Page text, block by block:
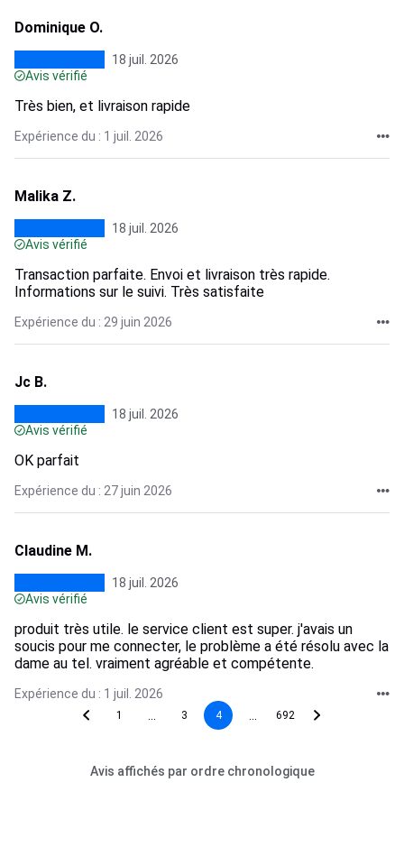
Dominique O.
18 juil. 2026
Avis vérifié
Très bien, et livraison rapide
Expérience du : 1 juil. 2026
Malika Z.
18 juil. 2026
Avis vérifié
Transaction parfaite. Envoi et livraison très rapide.
Informations sur le suivi. Très satisfaite
Expérience du : 29 juin 2026
Jc B.
18 juil. 2026
Avis vérifié
OK parfait
Expérience du : 27 juin 2026
Claudine M.
18 juil. 2026
Avis vérifié
produit très utile. le service client est super. j'avais un
soucis pour me connecter, le problème a été résolu avec la
dame au tel. vraiment agréable et compétente.
Expérience du : 1 juil. 2026
1 3 4 692
Avis affichés par ordre chronologique